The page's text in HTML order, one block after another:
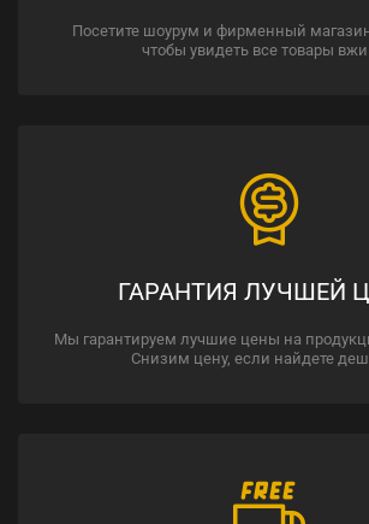
Посетите шоурум и фирменный
чтобы увидеть все товары
ГАРАНТИЯ ЛУЧШЕЙ
Мы гарантируем лучшие цены на
Снизим цену, если найдете